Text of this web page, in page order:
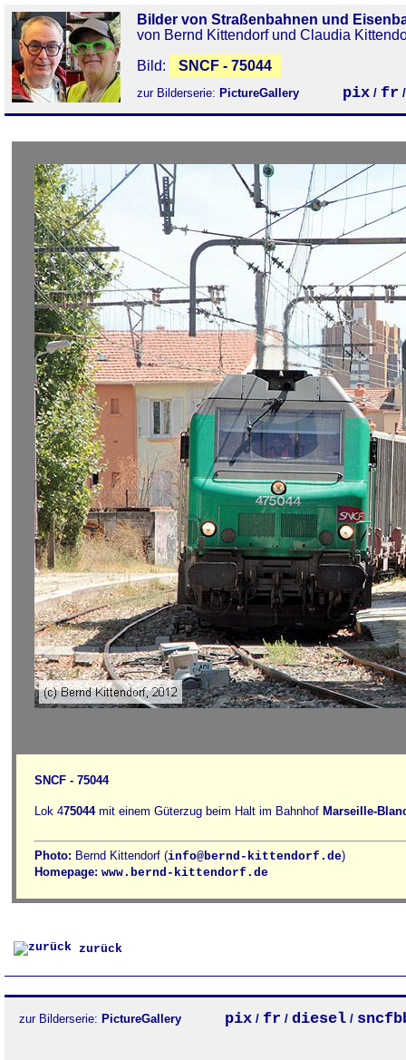
Bilder von Straßenbahnen und
von Bernd Kittendorf und Claudia
Bild:
SNCF - 75044
zur Bilderserie: PictureGallery pix / fr
SNCF - 75044
Lok 475044mit einem Güterzug beim Halt im Bahnhof Marseille-
Photo: Bernd Kittendorf (info@bernd-kittendorf.de)
Homepage: www.bernd-kittendorf.de
zurück
zur Bilderserie: PictureGallery pix / fr / diesel /